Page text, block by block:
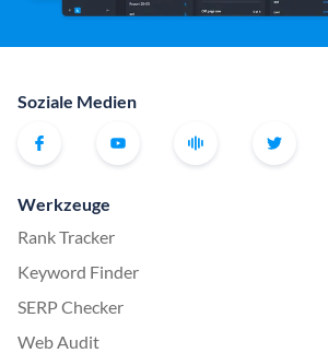
Soziale Medien
Werkzeuge
Rank Tracker
Keyword Finder
SERP Checker
Web Audit